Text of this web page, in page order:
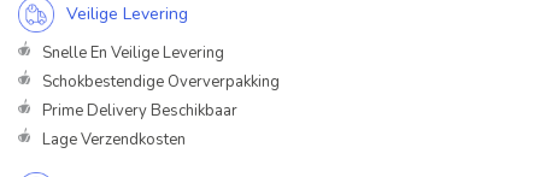
Veilige Levering
Snelle En Veilige Levering
Schokbestendige Oververpakking
Prime Delivery Beschikbaar
Lage Verzendkosten